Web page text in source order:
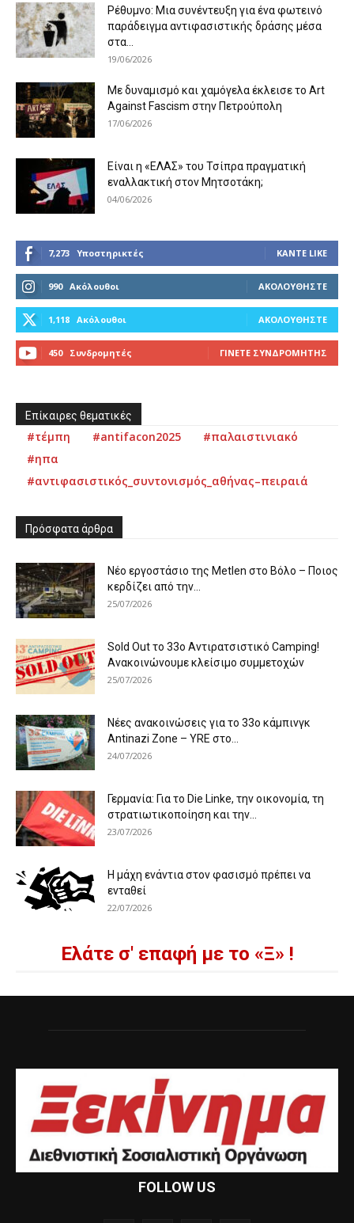
Ρέθυμνο: Μια συνέντευξη για ένα φωτεινό
παράδειγμα αντιφασιστικής δράσης μέσα
στα...
19/06/2026
Με δυναμισμό και χαμόγελα έκλεισε το Art
Against Fascism στην Πετρούπολη
17/06/2026
Είναι η «ΕΛΑΣ» του Τσίπρα πραγματική
εναλλακτική στον Μητσοτάκη;
04/06/2026
7,273 Υποστηρικτές ΚΆΝΤΕ LIKE
990 Ακόλουθοι ΑΚΟΛΟΥΘΉΣΤΕ
1,118 Ακόλουθοι ΑΚΟΛΟΥΘΉΣΤΕ
450 Συνδρομητές ΓΊΝΕΤΕ ΣΥΝΔΡΟΜΗΤΉΣ
Επίκαιρες θεματικές
#τέμπη #antifacon2025
#παλαιστινιακό
#ηπα
#αντιφασιστικός_συντονισμός_αθήνας–πειραιά
Πρόσφατα άρθρα
Νέο εργοστάσιο της Metlen στο Βόλο – Ποιος
κερδίζει από την...
25/07/2026
Sold Out το 33ο Αντιρατσιστικό Camping!
Ανακοινώνουμε κλείσιμο συμμετοχών
25/07/2026
Νέες ανακοινώσεις για το 33ο κάμπινγκ
Antinazi Zone – YRE στο...
24/07/2026
Γερμανία: Για το Die Linke, την οικονομία, τη
στρατιωτικοποίηση και την...
23/07/2026
Η μάχη ενάντια στον φασισμό πρέπει να
ενταθεί
22/07/2026
Ελάτε σ' επαφή με το «Ξ» !
FOLLOW US